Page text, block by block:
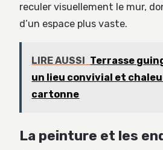
reculer visuellement le mur,
d’un espace plus vaste.
LIRE AUSSI Terrasse
un lieu convivial et
cartonne
La peinture et les